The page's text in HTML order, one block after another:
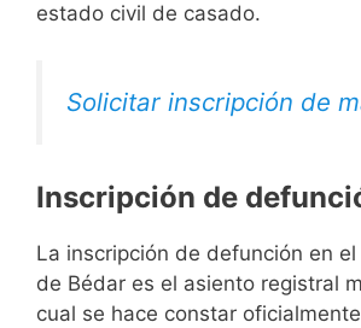
estado civil de casado.
Solicitar inscripción de
Inscripción de
La inscripción de defunción en el
de Bédar es el asiento registral
cual se hace constar